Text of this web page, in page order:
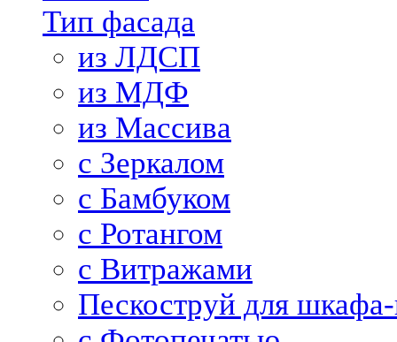
Тип фасада
из ЛДСП
из МДФ
из Массива
с Зеркалом
с Бамбуком
с Ротангом
с Витражами
Пескоструй для